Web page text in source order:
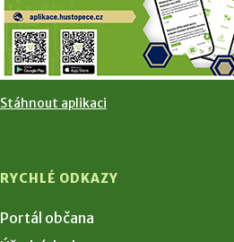
Stáhnout aplikaci
RYCHLÉ ODKAZY
Portál občana